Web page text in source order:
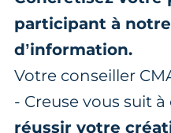
participant à
d’information.
Votre conseiller
- Creuse vous suit
réussir votre